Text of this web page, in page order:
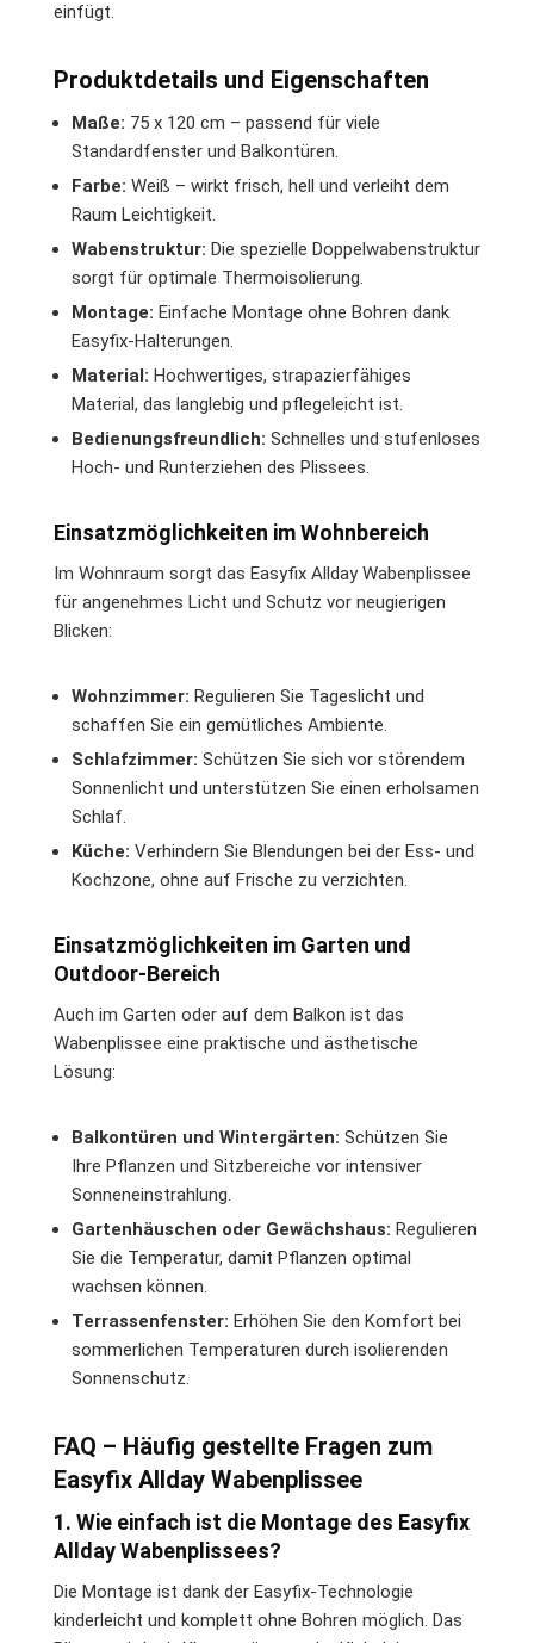
einfügt.
Produktdetails und Eigenschaften
Maße: 75 x 120 cm – passend für viele
Standardfenster und Balkontüren.
Farbe: Weiß – wirkt frisch, hell und verleiht dem
Raum Leichtigkeit.
Wabenstruktur: Die spezielle Doppelwabenstruktur
sorgt für optimale Thermoisolierung.
Montage: Einfache Montage ohne Bohren dank
Easyfix-Halterungen.
Material: Hochwertiges, strapazierfähiges
Material, das langlebig und pflegeleicht ist.
Bedienungsfreundlich: Schnelles und stufenloses
Hoch- und Runterziehen des Plissees.
Einsatzmöglichkeiten im Wohnbereich
Im Wohnraum sorgt das Easyfix Allday Wabenplissee
für angenehmes Licht und Schutz vor neugierigen
Blicken:
Wohnzimmer: Regulieren Sie Tageslicht und
schaffen Sie ein gemütliches Ambiente.
Schlafzimmer: Schützen Sie sich vor störendem
Sonnenlicht und unterstützen Sie einen erholsamen
Schlaf.
Küche: Verhindern Sie Blendungen bei der Ess- und
Kochzone, ohne auf Frische zu verzichten.
Einsatzmöglichkeiten im Garten und
Outdoor-Bereich
Auch im Garten oder auf dem Balkon ist das
Wabenplissee eine praktische und ästhetische
Lösung:
Balkontüren und Wintergärten: Schützen Sie
Ihre Pflanzen und Sitzbereiche vor intensiver
Sonneneinstrahlung.
Gartenhäuschen oder Gewächshaus: Regulieren
Sie die Temperatur, damit Pflanzen optimal
wachsen können.
Terrassenfenster: Erhöhen Sie den Komfort bei
sommerlichen Temperaturen durch isolierenden
Sonnenschutz.
FAQ – Häufig gestellte Fragen zum
Easyfix Allday Wabenplissee
1. Wie einfach ist die Montage des Easyfix
Allday Wabenplissees?
Die Montage ist dank der Easyfix-Technologie
kinderleicht und komplett ohne Bohren möglich. Das